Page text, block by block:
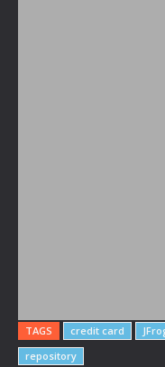
TAGS credit card
repository